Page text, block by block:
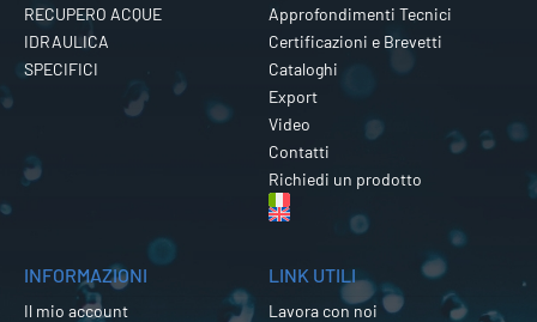
RECUPERO ACQUE
IDRAULICA
SPECIFICI
Approfondimenti Tecnici
Certificazioni e Brevetti
Cataloghi
Export
Video
Contatti
Richiedi un prodotto
INFORMAZIONI
Il mio account
LINK UTILI
Lavora con noi